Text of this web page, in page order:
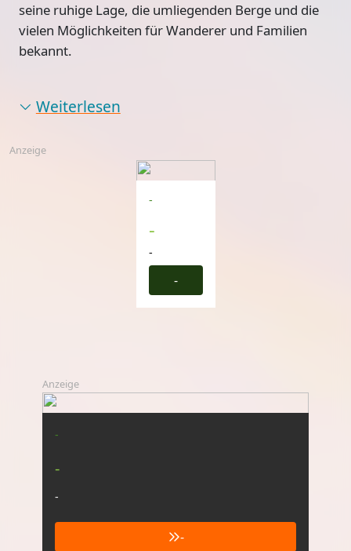
seine ruhige Lage, die umliegenden Berge und die
vielen Möglichkeiten für Wanderer und Familien
bekannt.
Weiterlesen
Anzeige
-
-
-
-
Anzeige
-
-
-
-